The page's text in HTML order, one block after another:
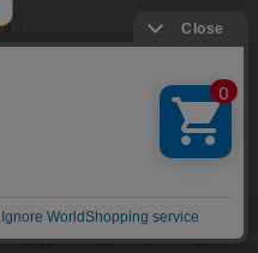
0
トどころか、ボードゲー
状態でプレイ動画に出会
ました。動画も見ていな
明書を見ながら、4ラウ
した。時間も30分かかっ